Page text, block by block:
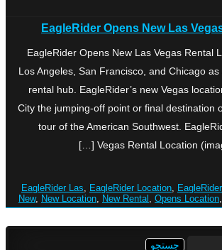
EagleRider Opens New Las
EagleRider Opens New Las Vegas Rental
Los Angeles, San Francisco, and Chicago
rental hub. EagleRider’s new Vegas
City the jumping-off point or final destination
tour of the American Southwest.
Vegas Rental Location
EagleRider Las, EagleRider Location,
New, New Location, New Rental , Opens Location,